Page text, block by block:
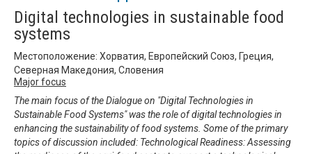
Digital technologies in sustainable food
systems
Местоположение: Хорватия, Европейский Союз, Греция,
Северная Македония, Словения
Major focus
The main focus of the Dialogue on "Digital Technologies in
Sustainable Food Systems" was the role of digital technologies in
enhancing the sustainability of food systems. Some of the primary
topics of discussion included: Technological Readiness: Assessing